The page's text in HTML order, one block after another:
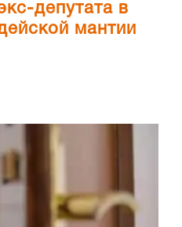
депутата в
мантии